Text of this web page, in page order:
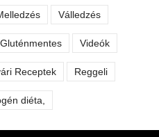
Válledzés
Gluténmentes Videók
Receptek Reggeli
diéta,